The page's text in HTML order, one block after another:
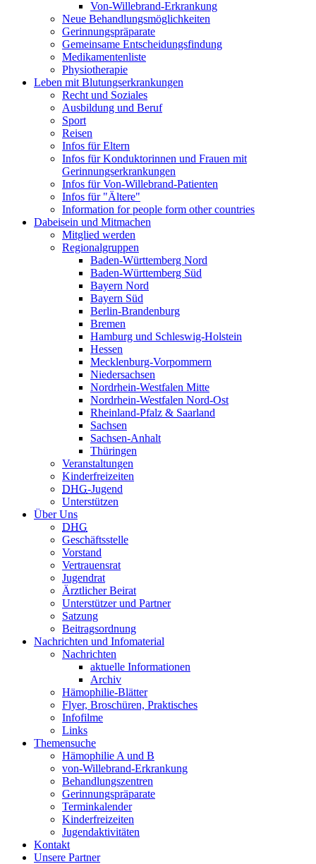
Von-Willebrand-Erkrankung
Neue Behandlungsmöglichkeiten
Gerinnungspräparate
Gemeinsame Entscheidungsfindung
Medikamentenliste
Physiotherapie
Leben mit Blutungserkrankungen
Recht und Soziales
Ausbildung und Beruf
Sport
Reisen
Infos für Eltern
Infos für Konduktorinnen und Frauen mit
Gerinnungserkrankungen
Infos für Von-Willebrand-Patienten
Infos für "Ältere"
Information for people form other countries
Dabeisein und Mitmachen
Mitglied werden
Regionalgruppen
Baden-Württemberg Nord
Baden-Württemberg Süd
Bayern Nord
Bayern Süd
Berlin-Brandenburg
Bremen
Hamburg und Schleswig-Holstein
Hessen
Mecklenburg-Vorpommern
Niedersachsen
Nordrhein-Westfalen Mitte
Nordrhein-Westfalen Nord-Ost
Rheinland-Pfalz & Saarland
Sachsen
Sachsen-Anhalt
Thüringen
Veranstaltungen
Kinderfreizeiten
DHG-Jugend
Unterstützen
Über Uns
DHG
Geschäftsstelle
Vorstand
Vertrauensrat
Jugendrat
Ärztlicher Beirat
Unterstützer und Partner
Satzung
Beitragsordnung
Nachrichten und Infomaterial
Nachrichten
aktuelle Informationen
Archiv
Hämophilie-Blätter
Flyer, Broschüren, Praktisches
Infofilme
Links
Themensuche
Hämophilie A und B
von-Willebrand-Erkrankung
Behandlungszentren
Gerinnungspräparate
Terminkalender
Kinderfreizeiten
Jugendaktivitäten
Kontakt
Unsere Partner